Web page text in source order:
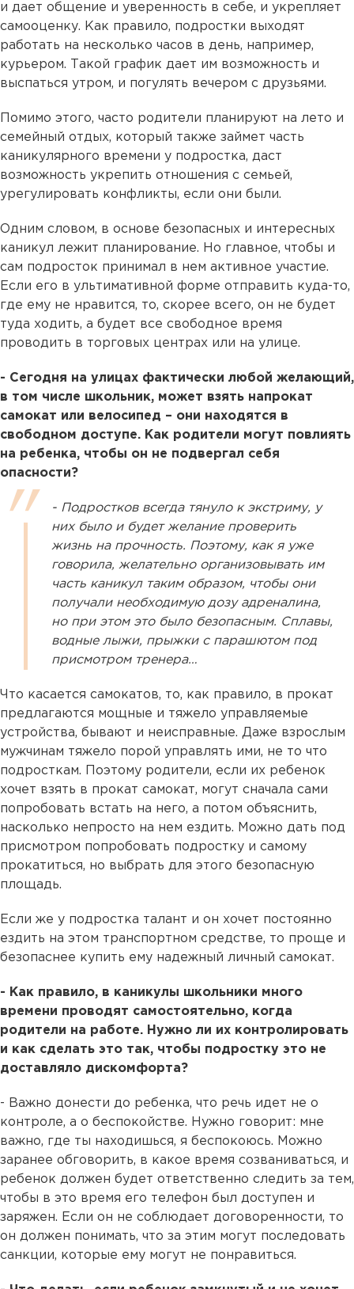
и дает общение и уверенность в себе, и укрепляет
самооценку. Как правило, подростки выходят
работать на несколько часов в день, например,
курьером. Такой график дает им возможность и
выспаться утром, и погулять вечером с друзьями.
Помимо этого, часто родители планируют на лето и
семейный отдых, который также займет часть
каникулярного времени у подростка, даст
возможность укрепить отношения с семьей,
урегулировать конфликты, если они были.
Одним словом, в основе безопасных и интересных
каникул лежит планирование. Но главное, чтобы и
сам подросток принимал в нем активное участие.
Если его в ультимативной форме отправить куда-то,
где ему не нравится, то, скорее всего, он не будет
туда ходить, а будет все свободное время
проводить в торговых центрах или на улице.
- Сегодня на улицах фактически любой желающий,
в том числе школьник, может взять напрокат
самокат или велосипед – они находятся в
свободном доступе. Как родители могут повлиять
на ребенка, чтобы он не подвергал себя
опасности?
- Подростков всегда тянуло к экстриму, у
них было и будет желание проверить
жизнь на прочность. Поэтому, как я уже
говорила, желательно организовывать им
часть каникул таким образом, чтобы они
получали необходимую дозу адреналина,
но при этом это было безопасным. Сплавы,
водные лыжи, прыжки с парашютом под
присмотром тренера…
Что касается самокатов, то, как правило, в прокат
предлагаются мощные и тяжело управляемые
устройства, бывают и неисправные. Даже взрослым
мужчинам тяжело порой управлять ими, не то что
подросткам. Поэтому родители, если их ребенок
хочет взять в прокат самокат, могут сначала сами
попробовать встать на него, а потом объяснить,
насколько непросто на нем ездить. Можно дать под
присмотром попробовать подростку и самому
прокатиться, но выбрать для этого безопасную
площадь.
Если же у подростка талант и он хочет постоянно
ездить на этом транспортном средстве, то проще и
безопаснее купить ему надежный личный самокат.
- Как правило, в каникулы школьники много
времени проводят самостоятельно, когда
родители на работе. Нужно ли их контролировать
и как сделать это так, чтобы подростку это не
доставляло дискомфорта?
- Важно донести до ребенка, что речь идет не о
контроле, а о беспокойстве. Нужно говорит: мне
важно, где ты находишься, я беспокоюсь. Можно
заранее обговорить, в какое время созваниваться, и
ребенок должен будет ответственно следить за тем,
чтобы в это время его телефон был доступен и
заряжен. Если он не соблюдает договоренности, то
он должен понимать, что за этим могут последовать
санкции, которые ему могут не понравиться.